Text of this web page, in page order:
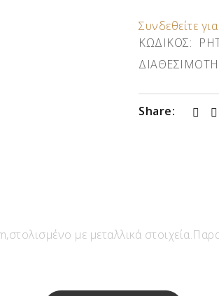
Συνδεθείτε
ΚΩΔΙΚΟΣ:
Share:
με μεταλλικά